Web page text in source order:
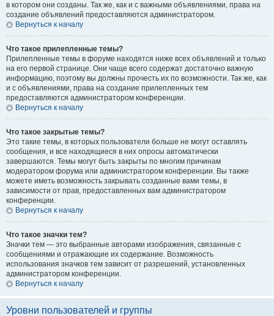
в котором они созданы. Так же, как и с важными объявлениями, права на
создание объявлений предоставляются администратором.
Вернуться к началу
Что такое прилепленные темы?
Прилепленные темы в форуме находятся ниже всех объявлений и только
на его первой странице. Они чаще всего содержат достаточно важную
информацию, поэтому вы должны прочесть их по возможности. Так же, как
и с объявлениями, права на создание прилепленных тем
предоставляются администратором конференции.
Вернуться к началу
Что такое закрытые темы?
Это такие темы, в которых пользователи больше не могут оставлять
сообщения, и все находящиеся в них опросы автоматически
завершаются. Темы могут быть закрыты по многим причинам
модератором форума или администратором конференции. Вы также
можете иметь возможность закрывать созданные вами темы, в
зависимости от прав, предоставленных вам администратором
конференции.
Вернуться к началу
Что такое значки тем?
Значки тем — это выбранные авторами изображения, связанные с
сообщениями и отражающие их содержание. Возможность
использования значков тем зависит от разрешений, установленных
администратором конференции.
Вернуться к началу
Уровни пользователей и группы